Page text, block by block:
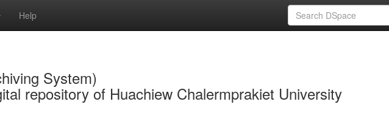
Help
System)
repository of Huachiew Chalermprakiet University